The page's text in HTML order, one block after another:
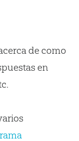
de como
en